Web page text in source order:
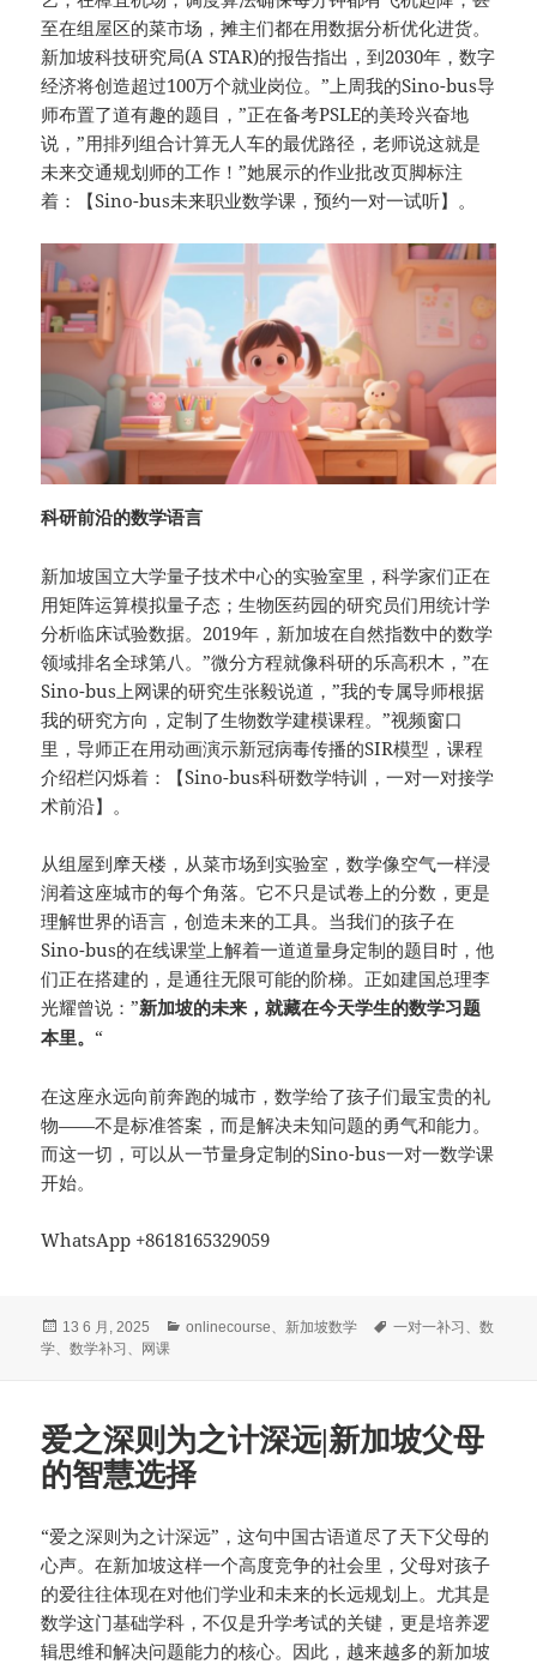
至在组屋区的菜市场，摊主们都在用数据分析优化进货。
新加坡科技研究局(A STAR)的报告指出，到2030年，数字
经济将创造超过100万个就业岗位。”上周我的Sino-bus导
师布置了道有趣的题目，”正在备考PSLE的美玲兴奋地
说，”用排列组合计算无人车的最优路径，老师说这就是
未来交通规划师的工作！”她展示的作业批改页脚标注
着：【Sino-bus未来职业数学课，预约一对一试听】。
科研前沿的数学语言
新加坡国立大学量子技术中心的实验室里，科学家们正在
用矩阵运算模拟量子态；生物医药园的研究员们用统计学
分析临床试验数据。2019年，新加坡在自然指数中的数学
领域排名全球第八。”微分方程就像科研的乐高积木，”在
Sino-bus上网课的研究生张毅说道，”我的专属导师根据
我的研究方向，定制了生物数学建模课程。”视频窗口
里，导师正在用动画演示新冠病毒传播的SIR模型，课程
介绍栏闪烁着：【Sino-bus科研数学特训，一对一对接学
术前沿】。
从组屋到摩天楼，从菜市场到实验室，数学像空气一样浸
润着这座城市的每个角落。它不只是试卷上的分数，更是
理解世界的语言，创造未来的工具。当我们的孩子在
Sino-bus的在线课堂上解着一道道量身定制的题目时，他
们正在搭建的，是通往无限可能的阶梯。正如建国总理李
光耀曾说：”新加坡的未来，就藏在今天学生的数学习题
本里。 “
在这座永远向前奔跑的城市，数学给了孩子们最宝贵的礼
物——不是标准答案，而是解决未知问题的勇气和能力。
而这一切，可以从一节量身定制的Sino-bus一对一数学课
开始。
WhatsApp +8618165329059
发
布
13 6 月, 2025
分
onlinecourse、 新加坡数学
标
一对一补习 、数
学、数学补习 、 网课
爱之深则为之计深远|新加坡父母
的智慧选择
“爱之深则为之计深远”，这句中国古语道尽了天下父母的
心声。在新加坡这样一个高度竞争的社会里，父母对孩子
的爱往往体现在对他们学业和未来的长远规划上。尤其是
数学这门基础学科，不仅是升学考试的关键，更是培养逻
辑思维和解决问题能力的核心。因此，越来越多的新加坡